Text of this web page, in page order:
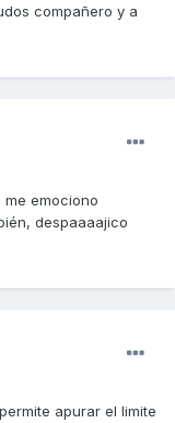
compañero y a
emociono
despaaaajico
apurar el limite